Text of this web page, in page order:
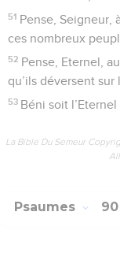
qui lui ferai relever
26 J’étendrai
empire jusque sur
27 « En
toi qui es mon Dieu,
rois de la terre
30 Je maintiendrai